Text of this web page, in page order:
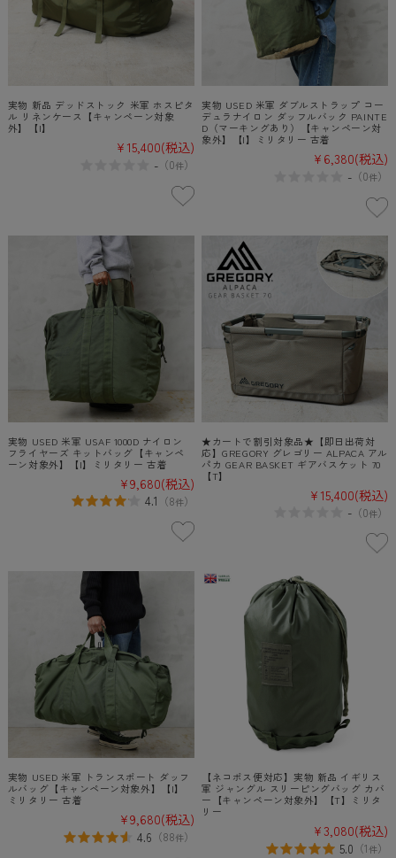
実物 新品 デッドストック 米軍 ホスピタ
ル リネンケース【キャンペーン対象
外】【I】
¥15,400(税込)
-（0件）
実物 USED 米軍 ダブルストラップ コー
デュラナイロン ダッフルバック PAINTE
D（マーキングあり）【キャンペーン対
象外】【I】ミリタリー 古着
¥6,380(税込)
- （0件）
実物 USED 米軍 USAF 1000D ナイロン
フライヤーズ キットバッグ【キャンペ
ーン対象外】【I】ミリタリー 古着
¥9,680(税込)
4.1 （8件）
★カートで割引対象品★【即日出荷対
応】GREGORY グレゴリー ALPACA アル
パカ GEAR BASKET ギアバスケット 70
【T】
¥15,400(税込)
- （0件）
実物 USED 米軍 トランスポート ダッフ
ルバッグ【キャンペーン対象外】【I】
ミリタリー 古着
¥9,680(税込)
4.6 （88件）
【ネコポス便対応】実物 新品 イギリス
軍 ジャングル スリーピングバッグ カバ
ー【キャンペーン対象外】【T】ミリタ
リー
¥3,080(税込)
5.0 （1件）